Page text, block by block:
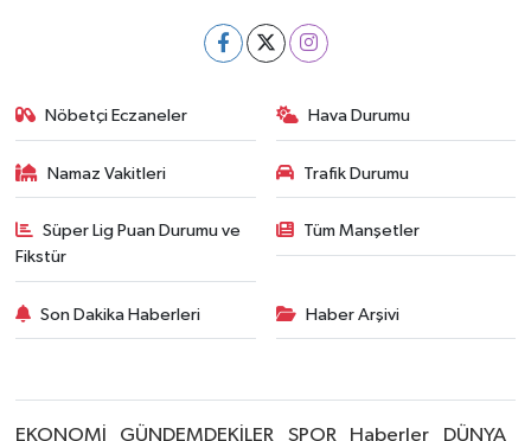
Nöbetçi Eczaneler Hava Durumu
Namaz Vakitleri Trafik Durumu
Süper Lig Puan Durumu ve
Fikstür
Tüm Manşetler
Son Dakika Haberleri Haber Arşivi
EKONOMİ GÜNDEMDEKİLER SPOR Haberler DÜNYA